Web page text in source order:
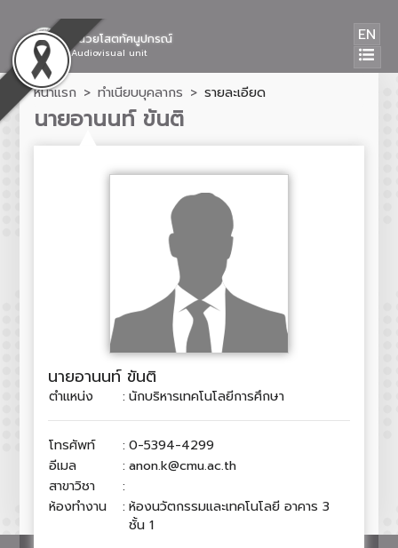
หน่วยโสตทัศนูปกรณ์
Audiovisual unit
EN
หน้าแรก ทำเนียบบุคลากร รายละเอียด
นายอานนท์ ขันติ
นายอานนท์ ขันติ
ตำแหน่ง : นักบริหารเทคโนโลยีการศึกษา
โทรศัพท์ : 0-5394-4299
อีเมล
: anon.k@cmu.ac.th
สาขาวิชา
:
ห้องทำงาน
: ห้องนวัตกรรมและเทคโนโลยี อาคาร 3
ชั้น 1